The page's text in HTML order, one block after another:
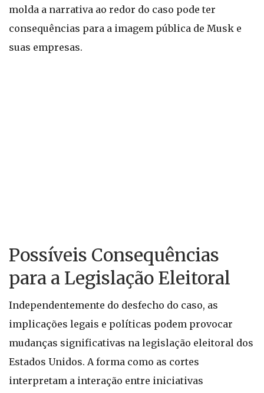
molda a narrativa ao redor do caso pode ter
consequências para a imagem pública de Musk e
suas empresas.
Possíveis Consequências
para a Legislação Eleitoral
Independentemente do desfecho do caso, as
implicações legais e políticas podem provocar
mudanças significativas na legislação eleitoral dos
Estados Unidos. A forma como as cortes
interpretam a interação entre iniciativas